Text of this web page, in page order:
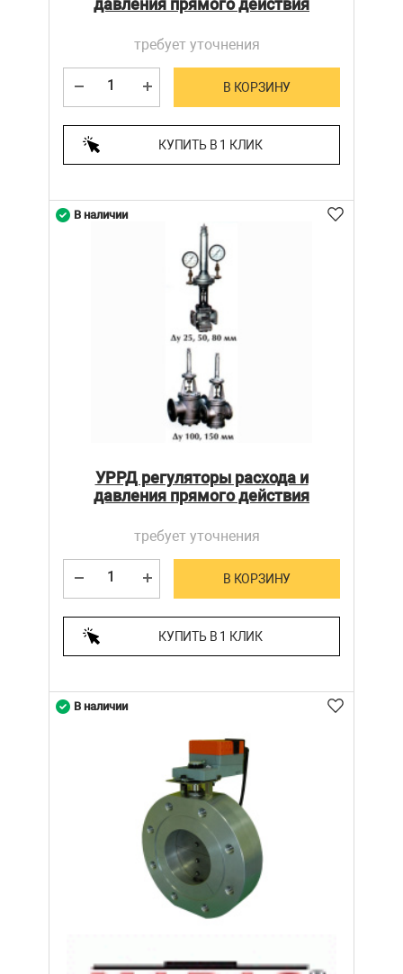
требует уточнения
В КОРЗИНУ
КУПИТЬ В 1 КЛИК
УРРД регуляторы расхода и
давления прямого действия
требует уточнения
В КОРЗИНУ
КУПИТЬ В 1 КЛИК
В наличии
В наличии